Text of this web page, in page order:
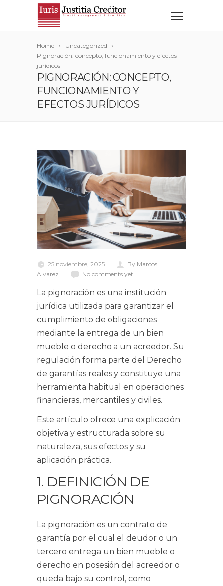
Home
Uncategorized
Pignoración: concepto, funcionamiento y efectos
jurídicos
PIGNORACIÓN: CONCEPTO,
FUNCIONAMIENTO Y
EFECTOS JURÍDICOS
25 noviembre, 2025
By Marcos
Alvarez
No comments yet
La pignoración es una institución
jurídica utilizada para garantizar el
cumplimiento de obligaciones
mediante la entrega de un bien
mueble o derecho a un acreedor. Su
regulación forma parte del Derecho
de garantías reales y constituye una
herramienta habitual en operaciones
financieras, mercantiles y civiles.
Este artículo ofrece una explicación
objetiva y estructurada sobre su
naturaleza, sus efectos y su
aplicación práctica.
1. DEFINICIÓN DE
PIGNORACIÓN
La pignoración es un contrato de
garantía por el cual el deudor o un
tercero entrega un bien mueble o
derecho en posesión del acreedor o
queda bajo su control, como